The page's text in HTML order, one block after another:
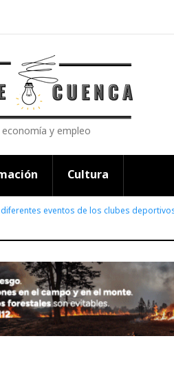
y empleo
Cultura
eventos de los clubes